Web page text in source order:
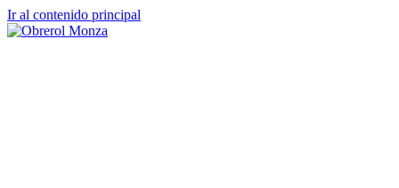
Ir al contenido principal